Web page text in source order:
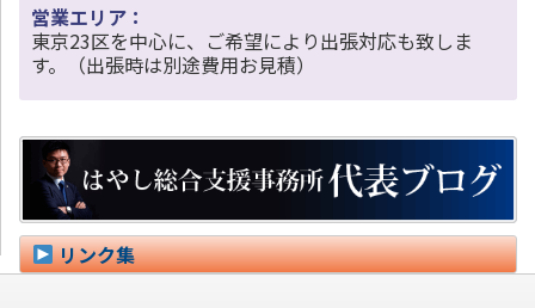
営業エリア：
東京23区を中心に、ご希望により出張対応も致しま
す。（出張時は別途費用お見積）
リンク集